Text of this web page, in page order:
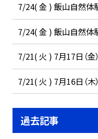
7/24( 金 ) 飯山自然体
7/24( 金 ) 飯山自然体
7/21( 火 ) 7月17日（金）
7/21( 火 ) 7月16日（木）
過去記事